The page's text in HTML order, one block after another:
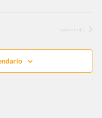
Eventos
siguiente(s)